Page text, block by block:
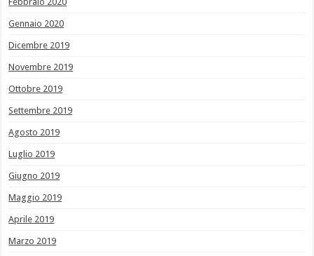
Gennaio 2020
Dicembre 2019
Novembre 2019
Ottobre 2019
Settembre 2019
Agosto 2019
Luglio 2019
Giugno 2019
Maggio 2019
Aprile 2019
Marzo 2019